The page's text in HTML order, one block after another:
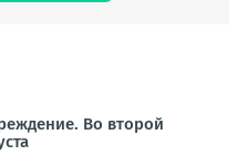
Во второй